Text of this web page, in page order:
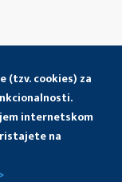
(tzv. cookies) za
internetskom
na